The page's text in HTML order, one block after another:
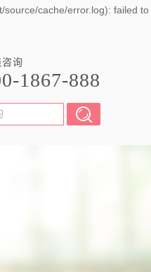
source/cache/error.log): failed to
询
1867-888